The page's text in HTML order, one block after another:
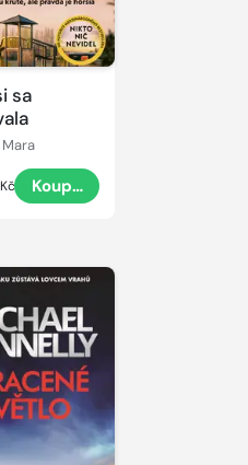
sa
Kč Koupit